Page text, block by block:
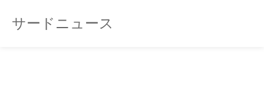
サードニュース